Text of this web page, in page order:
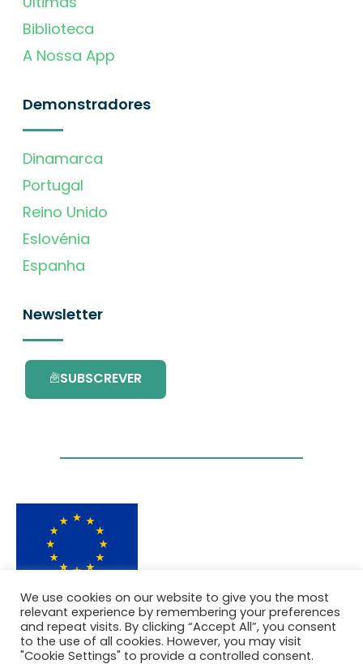
Biblioteca
A Nossa App
Demonstradores
Dinamarca
Portugal
Reino Unido
Eslovénia
Espanha
Newsletter
SUBSCREVER
Este projecto é financiado pelo Programa de
Investigação e Inovação da União Europeia
Horizonte 2020 com o contrato Nº. 101036418.
We use cookies on our website to give you the most
relevant experience by remembering your preferences
and repeat visits. By clicking “Accept All”, you consent
to the use of all cookies. However, you may visit
"Cookie Settings" to provide a controlled consent.